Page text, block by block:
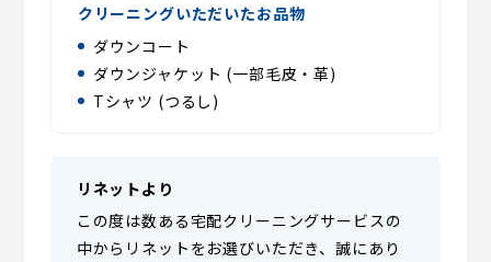
クリーニングいただいたお品物
ダウンコート
ダウンジャケット (一部毛皮・革)
Tシャツ (つるし)
リネットより
この度は数ある宅配クリーニングサービスの
中からリネットをお選びいただき、誠にあり